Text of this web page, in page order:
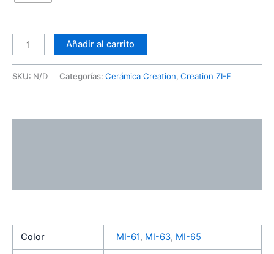
Añadir al carrito
SKU: N/D Categorías: Cerámica Creation, Creation ZI-F
Color MI-61, MI-63, MI-65